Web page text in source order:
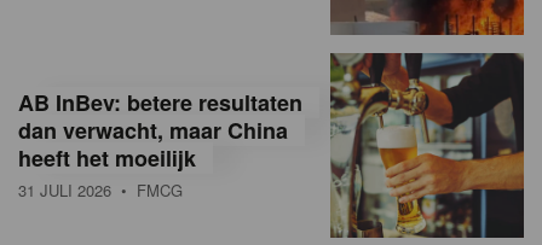
a
AB InBev: betere resultaten
dan verwacht, maar China
heeft het moeilijk
31 JULI 2026 • FMCG